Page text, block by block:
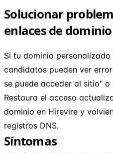
Solucionar
enlaces de
Si tu dominio
candidatos pueden ver
se puede acceder al sitio"
Restaura el acceso
dominio en Hirevire y
registros DNS.
Síntomas